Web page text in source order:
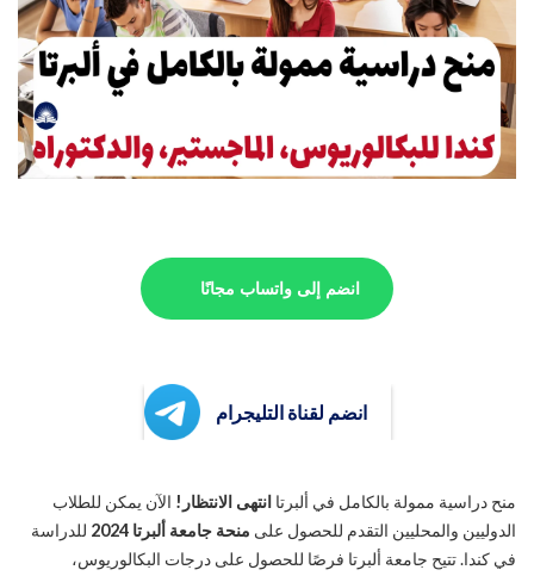
انضم إلى واتساب مجانًا
انضم لقناة التليجرام
منح دراسية ممولة بالكامل في ألبرتا انتهى الانتظار! الآن يمكن للطلاب
الدوليين والمحليين التقدم للحصول على منحة جامعة ألبرتا 2024
للدراسة
في كندا. تتيح جامعة ألبرتا فرصًا للحصول على درجات البكالوريوس،